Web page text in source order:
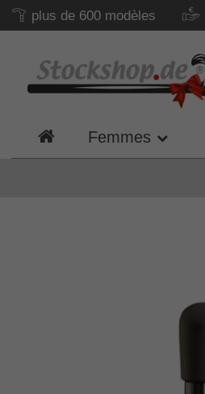
plus de 600 modèles
Femmes